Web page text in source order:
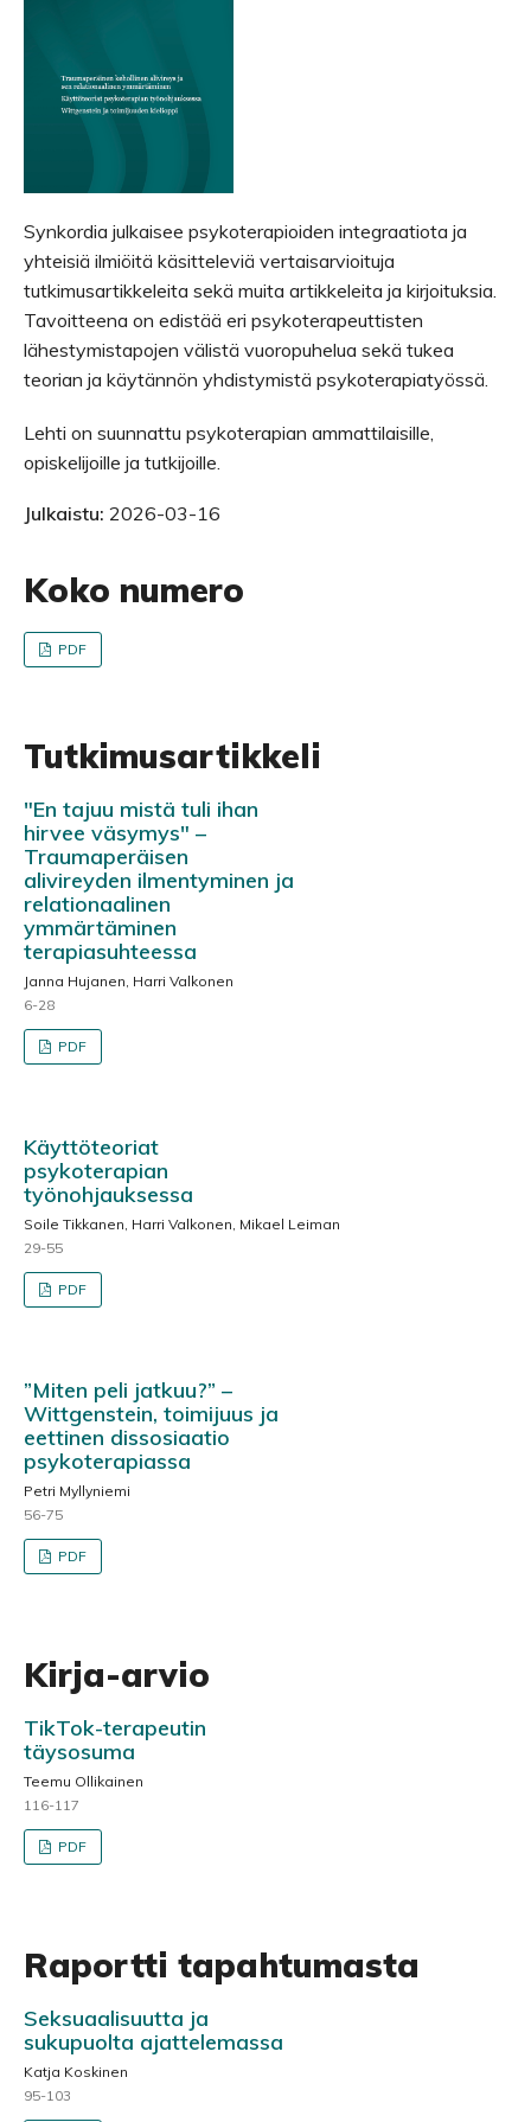
Synkordia julkaisee psykoterapioiden integraatiota ja
yhteisiä ilmiöitä käsitteleviä vertaisarvioituja
tutkimusartikkeleita sekä muita artikkeleita ja kirjoituksia.
Tavoitteena on edistää eri psykoterapeuttisten
lähestymistapojen välistä vuoropuhelua sekä tukea
teorian ja käytännön yhdistymistä psykoterapiatyössä.
Lehti on suunnattu psykoterapian ammattilaisille,
opiskelijoille ja tutkijoille.
Julkaistu: 2026-03-16
Koko numero
PDF
Tutkimusartikkeli
"En tajuu mistä tuli ihan
hirvee väsymys" –
Traumaperäisen
alivireyden ilmentyminen ja
relationaalinen
ymmärtäminen
terapiasuhteessa
Janna Hujanen, Harri Valkonen
6-28
PDF
Käyttöteoriat
psykoterapian
työnohjauksessa
Soile Tikkanen, Harri Valkonen, Mikael Leiman
29-55
PDF
”Miten peli jatkuu?” –
Wittgenstein, toimijuus ja
eettinen dissosiaatio
psykoterapiassa
Petri Myllyniemi
56-75
PDF
Kirja-arvio
TikTok-terapeutin
täysosuma
Teemu Ollikainen
116-117
PDF
Raportti tapahtumasta
Seksuaalisuutta ja
sukupuolta ajattelemassa
Katja Koskinen
95-103